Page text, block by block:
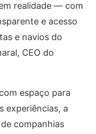
realidade — com
e acesso
e navios do
CEO do
espaço para
experiências, a
companhias